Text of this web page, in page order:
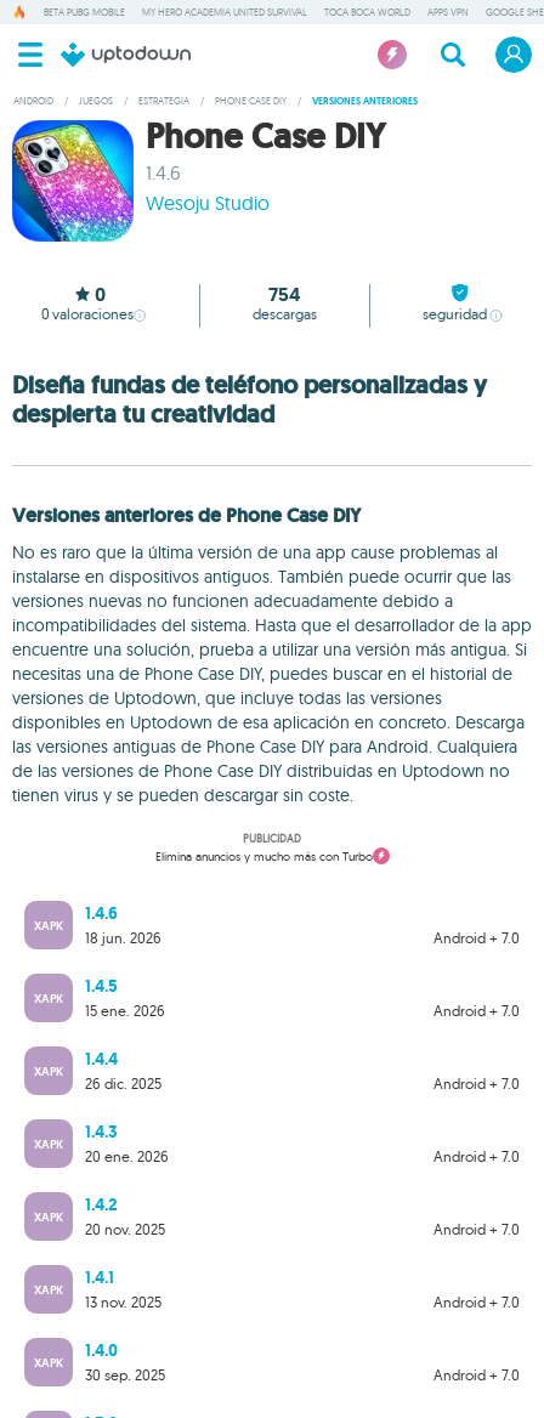
BETA PUBG MOBILE MY HERO ACADEMIA UNITED SURVIVAL TOCA BOCA WORLD APPS VPN GOOGLE
ANDROID / JUEGOS / ESTRATEGIA / PHONE CASE DIY / VERSIONES ANTERIORES
Phone Case DIY
1.4.6
Wesoju Studio
0
0 valoraciones
754
descargas seguridad
Diseña fundas de teléfono personalizadas y
despierta tu creatividad
Versiones anteriores de Phone Case DIY
No es raro que la última versión de una app cause problemas al
instalarse en dispositivos antiguos. También puede ocurrir que las
versiones nuevas no funcionen adecuadamente debido a
incompatibilidades del sistema. Hasta que el desarrollador de la app
encuentre una solución, prueba a utilizar una versión más antigua. Si
necesitas una de Phone Case DIY, puedes buscar en el historial de
versiones de Uptodown, que incluye todas las versiones
disponibles en Uptodown de esa aplicación en concreto. Descarga
las versiones antiguas de Phone Case DIY para Android. Cualquiera
de las versiones de Phone Case DIY distribuidas en Uptodown no
tienen virus y se pueden descargar sin coste.
PUBLICIDAD
Elimina anuncios y mucho más con Turbo
XAPK
1.4.6
Android + 7.0
18 jun. 2026
XAPK
1.4.5
Android + 7.0
15 ene. 2026
XAPK
1.4.4
Android + 7.0
26 dic. 2025
XAPK
1.4.3
Android + 7.0
20 ene. 2026
XAPK
1.4.2
Android + 7.0
20 nov. 2025
XAPK
1.4.1
Android + 7.0
13 nov. 2025
XAPK
1.4.0
Android + 7.0
30 sep. 2025